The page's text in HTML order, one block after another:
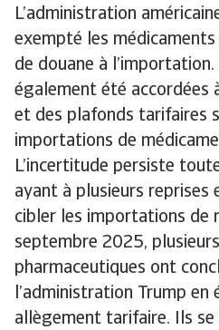
L’administration
exempté les
de douane à
également été accordées
et des plafonds tarifaires
importations de
L’incertitude persiste
ayant à plusieurs reprises
cibler les importations de
septembre 2025,
pharmaceutiques ont
l’administration Trump en
allègement tarifaire. Ils se